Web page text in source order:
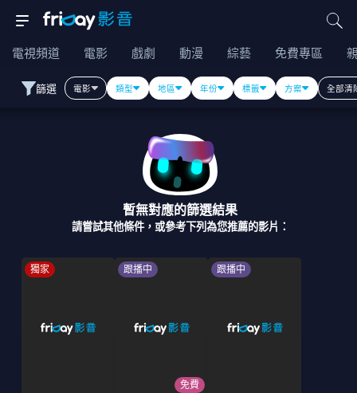
電視頻道 電影 戲劇 動漫 綜藝 免費專區
篩選 電影 類型 地區 年份 標籤 方案 全部清
暫無對應的篩選結果
請嘗試其他條件，或參考下列為您推薦的影片：
獨家 跟播中
免費
跟播中